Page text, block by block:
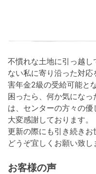
不慣れな土地に引っ越
ない私に寄り沿った対
害年金2級の受給可能と
困ったら、何か気にな
は、センターの方々の優
大変感謝しております。
更新の際にも引き続きお
どうぞ宜しくお願い致し
お客様の声